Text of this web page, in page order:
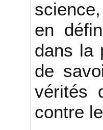
en
dans la
de
vérités
contre